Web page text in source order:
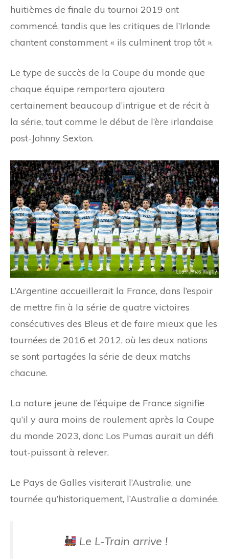
huitièmes de finale du tournoi 2019 ont
commencé, tandis que les critiques de l’Irlande
chantent constamment « ils culminent trop tôt ».
Le type de succès de la Coupe du monde que
chaque équipe remportera ajoutera
certainement beaucoup d’intrigue et de récit à
la série, tout comme le début de l’ère irlandaise
post-Johnny Sexton.
L’Argentine accueillerait la France, dans l’espoir
de mettre fin à la série de quatre victoires
consécutives des Bleus et de faire mieux que les
tournées de 2016 et 2012, où les deux nations
se sont partagées la série de deux matchs
chacune.
La nature jeune de l’équipe de France signifie
qu’il y aura moins de roulement après la Coupe
du monde 2023, donc Los Pumas aurait un défi
tout-puissant à relever.
Le Pays de Galles visiterait l’Australie, une
tournée qu’historiquement, l’Australie a dominée.
Le L-Train arrive !